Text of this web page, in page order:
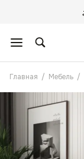
Главная / Мебель /